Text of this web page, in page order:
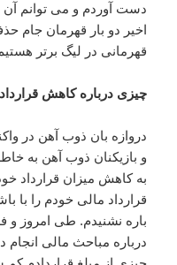
دست آوردم و می توانم
اخیر دو بار قهرمان جام
قهرمانی در لیگ برتر
چیزی درباره کاهش
دروازه بان ذوب آهن در
و بازیکنان ذوب آهن به
به کاهش میزان قرارداد
قرارداد مالی خودم را با
باره نشنیدم. طی امروز و
درباره مباحث مالی